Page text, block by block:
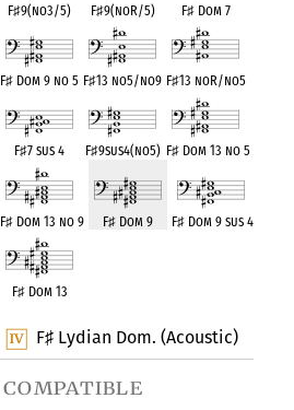
F♯9(no3/5) F♯9(noR/5) F♯Dom 7
F♯ Dom 9 no 5 F♯13 no5/no9 F♯13 noR/no5
F♯7 sus 4 F♯9sus4(no5) F♯ Dom 13 no 5
F♯ Dom 13 no 9 F♯ Dom 9 F♯ Dom 9 sus 4
F♯Dom 13
F♯ Lydian Dom. (Acoustic)
compatible